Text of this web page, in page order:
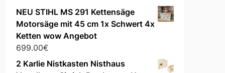
NEU STIHL MS 291 Kettensäge
Motorsäge mit 45 cm 1x Schwert 4x
Ketten wow Angebot
699.00€
2 Karlie Nistkasten Nisthaus